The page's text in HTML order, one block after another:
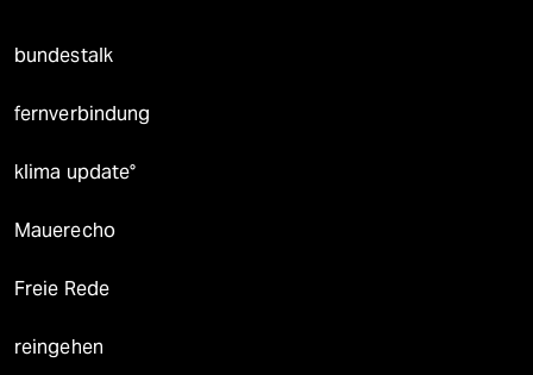
bundestalk
fernverbindung
klima update°
Mauerecho
Freie Rede
reingehen